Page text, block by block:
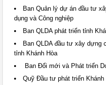
Ban Quản lý dự án đầu tư
dụng và Công nghiệp
Ban QLDA phát triển tỉnh
Ban QLDA đầu tư xây dựng
tỉnh Khánh Hòa
Ban Đổi mới và Phát triển
Quỹ Đầu tư phát triển Khánh